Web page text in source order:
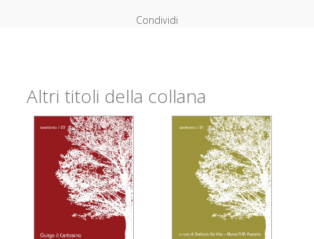
Condividi
Altri titoli della collana